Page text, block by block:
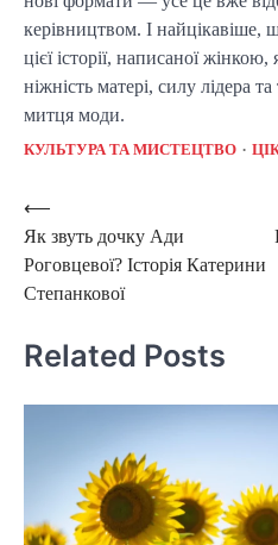
керівництвом. І найцікавіше,
цієї історії, написаної
ніжність матері, силу лідера
митця моди.
КУЛЬТУРА ТА МИСТЕЦТВО
Post
navigation
⟵
Як звуть дочку Ади
Роговцевої? Історія Катерини
Степанкової
Related Posts